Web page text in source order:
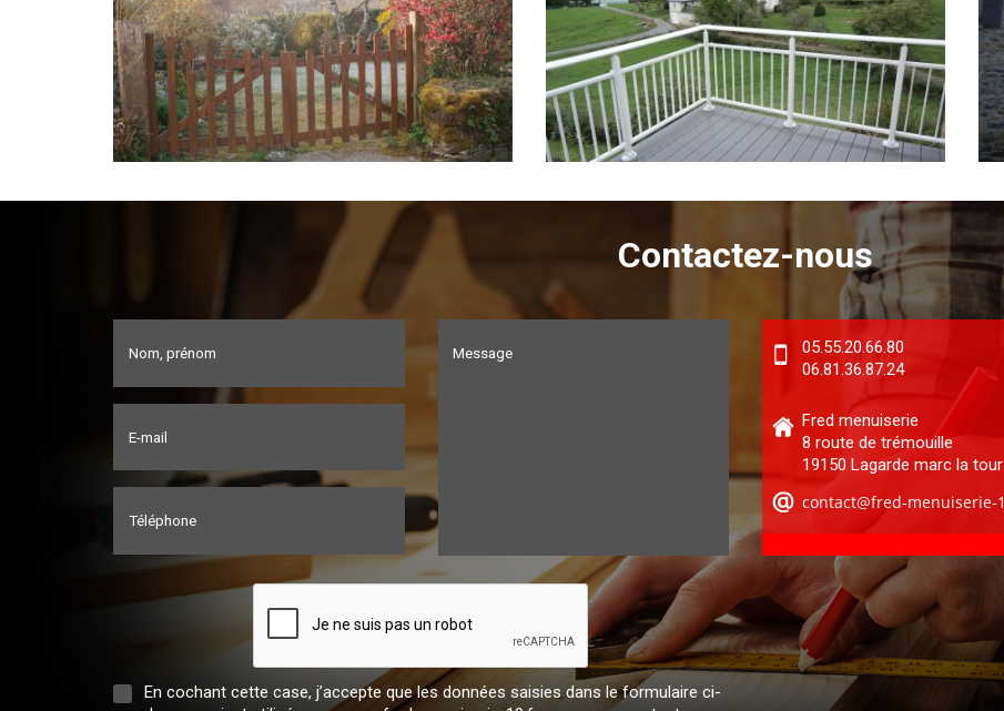
Contactez-nous
Nom, prénom
E-mail
Téléphone
Message
En cochant cette case, j’accepte que les données saisies dans le formulaire ci-
05.55.20.66.80
06.81.36.87.24
Fred menuiserie
8 route de trémouille
19150 Lagarde marc la tour